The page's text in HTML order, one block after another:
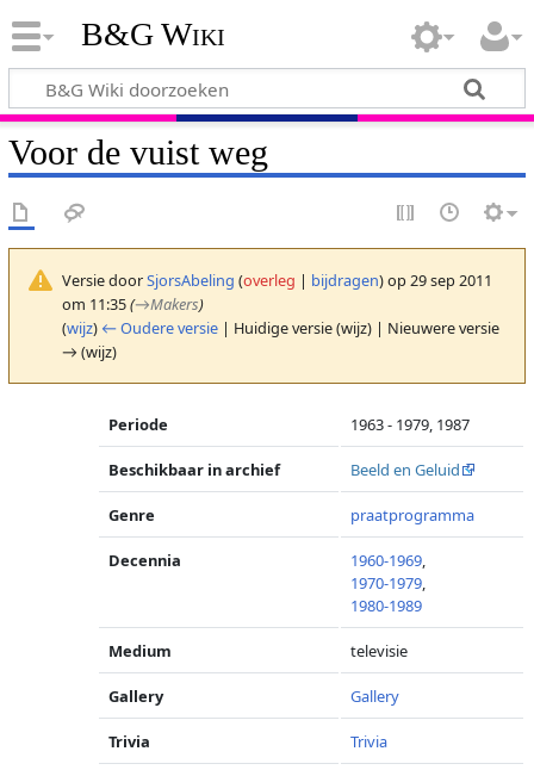
B&G Wiki
Voor de vuist weg
Versie doorSjorsAbeling (overleg | bijdragen)op 29 sep 2011
om 11:35(→Makers)
(wijz) ← Oudere versie| Huidige versie (wijz) | Nieuwere versie
→ (wijz)
Periode 1963 - 1979, 1987
Beschikbaar in archief Beeld en Geluid
Genre praatprogramma
Decennia 1960-1969,
1970-1979,
1980-1989
Medium televisie
Gallery Gallery
Trivia Trivia